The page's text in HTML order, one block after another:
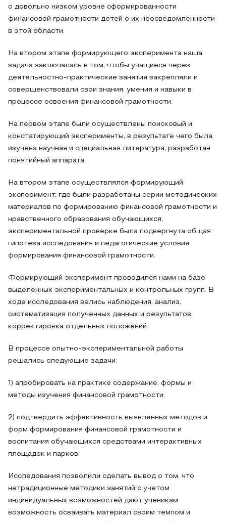
о довольно низком уровне сформированности
финансовой грамотности детей о их неосведомленности
в этой области.
На втором этапе формирующего эксперимента наша
задача заключалась в том, чтобы учащиеся через
деятельностно-практические занятия закрепляли и
совершенствовали свои знания, умения и навыки в
процессе освоения финансовой грамотности.
На первом этапе были осуществлены поисковый и
констатирующий эксперименты, в результате чего была
изучена научная и специальная литература, разработан
понятийный аппарата.
На втором этапе осуществлялся формирующий
эксперимент, где были разработаны серии методических
материалов по формированию финансовой грамотности и
нравственного образования обучающихся;
экспериментальной проверке была подвергнута общая
гипотеза исследования и педагогические условия
формирования финансовой грамотности.
Формирующий эксперимент проводился нами на базе
выделенных экспериментальных и контрольных групп. В
ходе исследования велись наблюдения, анализ,
систематизация полученных данных и результатов,
корректировка отдельных положений.
В процессе опытно-экспериментальной работы
решались следующие задачи:
1) апробировать на практике содержание, формы и
методы изучения финансовой грамотности.
2) подтвердить эффективность выявленных методов и
форм формирования финансовой грамотности и
воспитания обучающихся средствами интерактивных
площадок и парков.
Исследования позволили сделать вывод о том, что
нетрадиционные методики занятий с учетом
индивидуальных возможностей дают ученикам
возможность осваивать материал своим темпом и